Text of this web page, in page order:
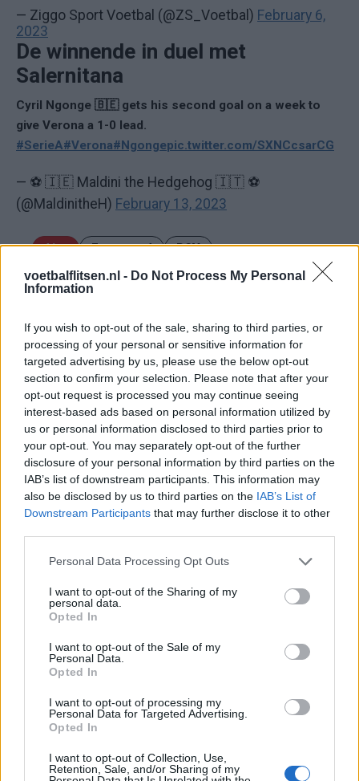
voetbalflitsen.nl - Do Not Process My Personal
Information
If you wish to opt-out of the sale, sharing to third parties, or
processing of your personal or sensitive information for
targeted advertising by us, please use the below opt-out
section to confirm your selection. Please note that after your
opt-out request is processed you may continue seeing
interest-based ads based on personal information utilized by
us or personal information disclosed to third parties prior to
your opt-out. You may separately opt-out of the further
disclosure of your personal information by third parties on the
IAB’s list of downstream participants. This information may
also be disclosed by us to third parties on the IAB’s List of
Downstream Participants that may further disclose it to other
Personal Data Processing Opt Outs
I want to opt-out of the Sharing of my
personal data.
Opted In
I want to opt-out of the Sale of my
Personal Data.
Opted In
I want to opt-out of processing my
Personal Data for Targeted Advertising.
Opted In
I want to opt-out of Collection, Use,
Retention, Sale, and/or Sharing of my
— Ziggo Sport Voetbal (@ZS_Voetbal) February 6,
2023
De winnende in duel met
Salernitana
Cyril Ngonge 🇧🇪 gets his second goal on a week to
give Verona a 1-0 lead.
#SerieA#Verona#Ngongepic.twitter.com/SXNCcsarCG
— ⚽️ 🇮🇪 Maldini the Hedgehog 🇮🇹 ⚽️
(@MaldinitheH) February 13, 2023
Ajax Feyenoord PSV
Ajax ziet kans schoon: strijd om Van Rooij barst
los
Hart gaf de doorslag': Ouazane verkiest Marokko
boven Oranje
Dit verdient Dusan Tadic bij NEC: salaris en
contractdetails
Ajax dicht bij komst Arokodare: huurdeal met
koopoptie van 22 miljoen
Ajax helpt Burnley uit de brand met afgeknipte
sokken na blunder met tenues
Hakim Ziyech verhuurt opnieuw luxe
Marcos Leonardo laat eerste indruk achter bij
Resterend oefenprogramma Ajax: waar zijn de
blijft cruciaal